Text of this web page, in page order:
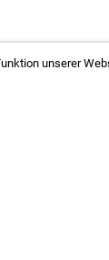
unserer